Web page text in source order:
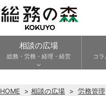
相談の広場
総務・労務・経理・経営 コ
HOME 相談の広場 労務管理